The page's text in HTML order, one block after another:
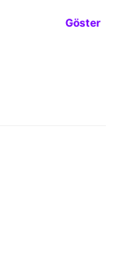
Göster